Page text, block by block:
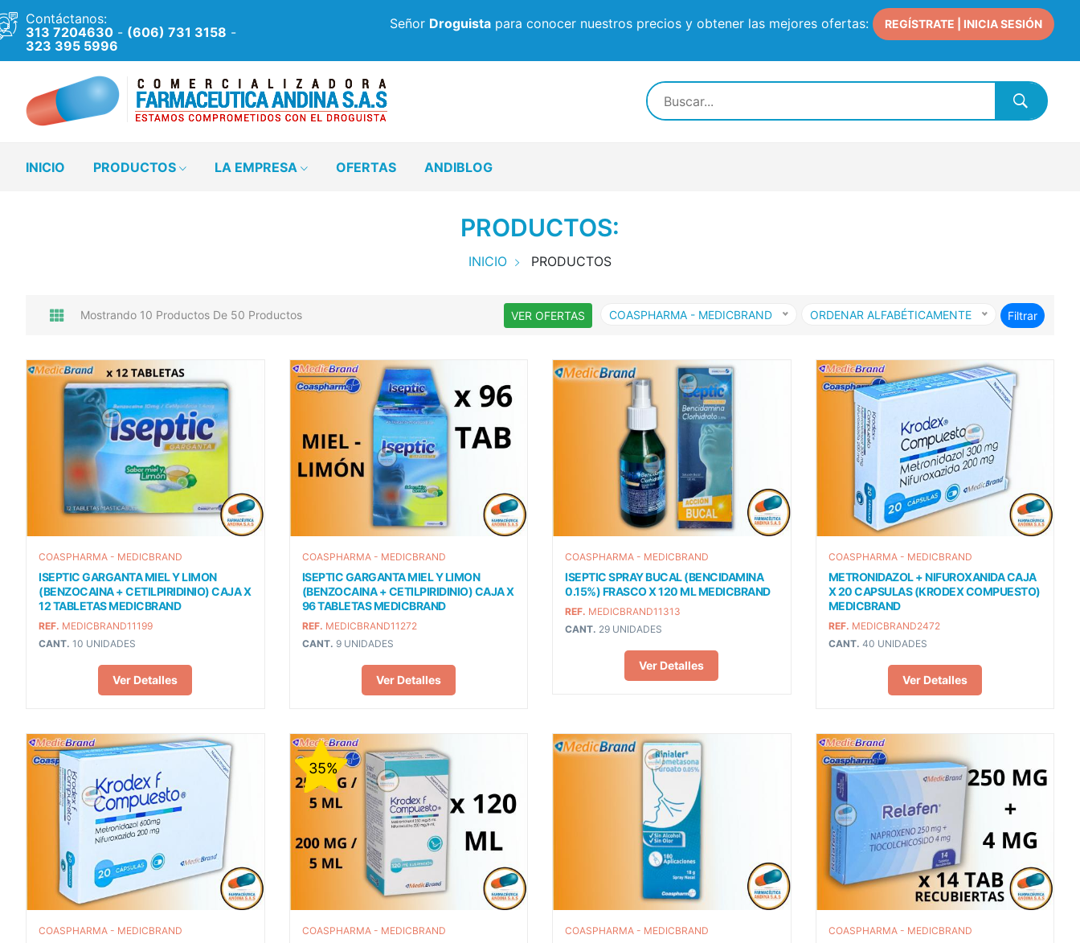
Contáctanos:
313 7204630 - (606) 731 3158 -
323 395 5996
Señor Droguista para conocer nuestros precios y obtener las mejores ofertas: REGÍSTRATE | INICIA SESIÓN
INICIO PRODUCTOS LA EMPRESA OFERTAS ANDIBLOG
PRODUCTOS:
INICIO PRODUCTOS
Mostrando 10 Productos De 50 Productos VER OFERTAS COASPHARMA - MEDICBRAND ORDENAR ALFABÉTICAMENTE Filtrar
COASPHARMA - MEDICBRAND
ISEPTIC GARGANTA MIEL Y LIMON
(BENZOCAINA + CETILPIRIDINIO) CAJA X
12 TABLETAS MEDICBRAND
REF. MEDICBRAND11199
CANT. 10 UNIDADES
Ver Detalles
COASPHARMA - MEDICBRAND
ISEPTIC GARGANTA MIEL Y LIMON
(BENZOCAINA + CETILPIRIDINIO) CAJA X
96 TABLETAS MEDICBRAND
REF. MEDICBRAND11272
CANT. 9 UNIDADES
Ver Detalles
COASPHARMA - MEDICBRAND
ISEPTIC SPRAY BUCAL (BENCIDAMINA
0.15%) FRASCO X 120 ML MEDICBRAND
REF. MEDICBRAND11313
CANT. 29 UNIDADES
Ver Detalles
COASPHARMA - MEDICBRAND
METRONIDAZOL + NIFUROXANIDA CAJA
X 20 CAPSULAS (KRODEX COMPUESTO)
MEDICBRAND
REF. MEDICBRAND2472
CANT. 40 UNIDADES
Ver Detalles
COASPHARMA - MEDICBRAND
35%
COASPHARMA - MEDICBRAND COASPHARMA - MEDICBRAND COASPHARMA - MEDICBRAND